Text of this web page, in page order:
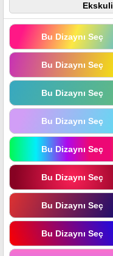
Bu Dizaynı Seç
Bu Dizaynı Seç
Bu Dizaynı Seç
Bu Dizaynı Seç
Bu Dizaynı Seç
Bu Dizaynı Seç
Bu Dizaynı Seç
Bu Dizaynı Seç